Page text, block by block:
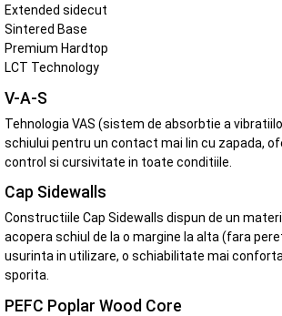
Extended sidecut
Sintered Base
Premium Hardtop
LCT Technology
V-A-S
Tehnologia VAS (sistem de absorbtie a
schiului pentru un contact mai lin cu zapada,
control si cursivitate in toate conditiile.
Cap Sidewalls
Constructiile Cap Sidewalls dispun de un
acopera schiul de la o margine la alta (fara
usurinta in utilizare, o schiabilitate mai
sporita.
PEFC Poplar Wood Core